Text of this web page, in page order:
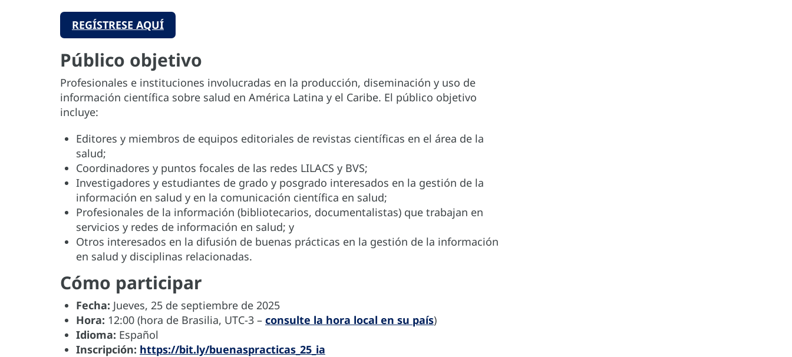
REGÍSTRESE AQUÍ
Público objetivo
Profesionales e instituciones involucradas en la producción, diseminación y uso de
información científica sobre salud en América Latina y el Caribe. El público objetivo
incluye:
Editores y miembros de equipos editoriales de revistas científicas en el área de la
salud;
Coordinadores y puntos focales de las redes LILACS y BVS;
Investigadores y estudiantes de grado y posgrado interesados en la gestión de la
información en salud y en la comunicación científica en salud;
Profesionales de la información (bibliotecarios, documentalistas) que trabajan en
servicios y redes de información en salud; y
Otros interesados en la difusión de buenas prácticas en la gestión de la información
en salud y disciplinas relacionadas.
Cómo participar
Fecha: Jueves, 25 de septiembre de 2025
Hora: 12:00 (hora de Brasilia, UTC-3 – consulte la hora local en su país)
Idioma: Español
Inscripción: https://bit.ly/buenaspracticas_25_ia